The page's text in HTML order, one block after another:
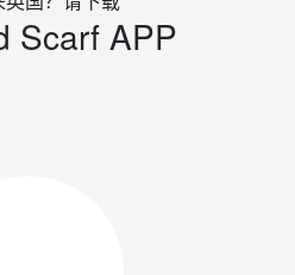
Scarf APP